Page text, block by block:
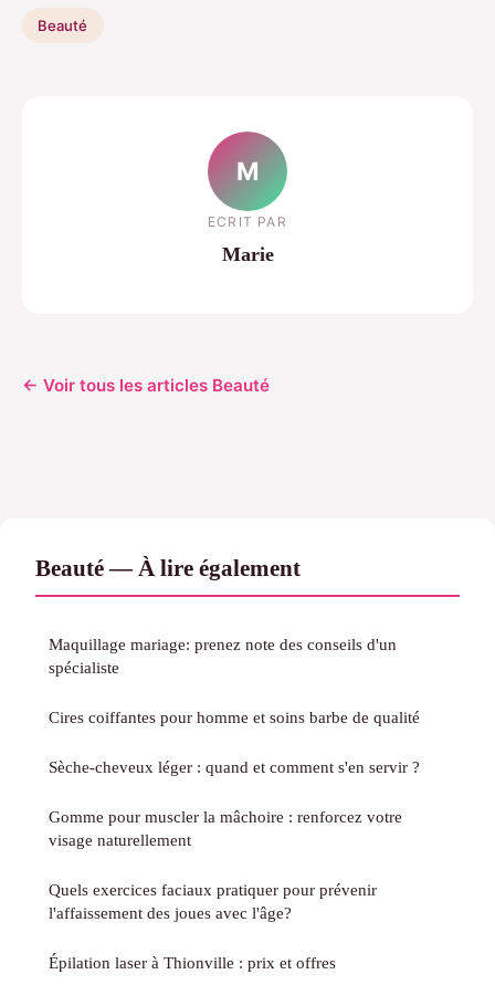
Beauté
M
ECRIT PAR
Marie
← Voir tous les articles Beauté
Beauté — À lire également
Maquillage mariage: prenez note des conseils d'un
spécialiste
Cires coiffantes pour homme et soins barbe de qualité
Sèche-cheveux léger : quand et comment s'en servir ?
Gomme pour muscler la mâchoire : renforcez votre
visage naturellement
Quels exercices faciaux pratiquer pour prévenir
l'affaissement des joues avec l'âge?
Épilation laser à Thionville : prix et offres